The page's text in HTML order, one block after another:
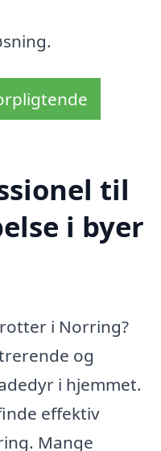
til
i byer
i Norring?
og
i hjemmet.
effektiv
Mange